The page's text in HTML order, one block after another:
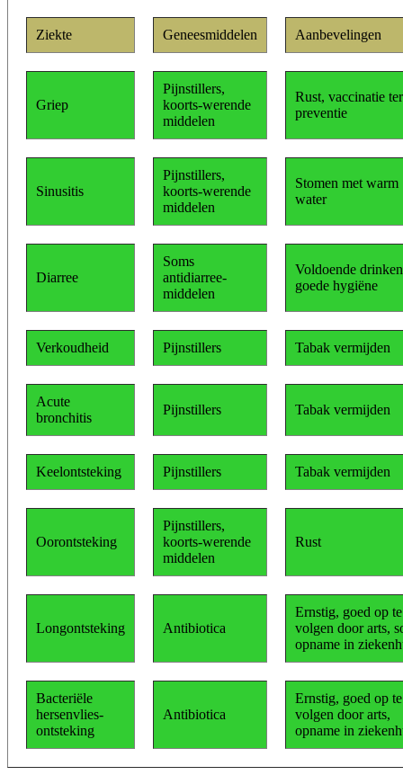
Ziekte Geneesmiddelen Aanbevelingen
Griep
Pijnstillers,
koorts-werende
middelen
Rust, vaccinatie ter
preventie
Sinusitis
Pijnstillers,
koorts-werende
middelen
Stomen met warm
water
Diarree
Soms
antidiarree-
middelen
Voldoende
goede hygiëne
Verkoudheid Pijnstillers Tabak vermijden
Acute
bronchitis
Pijnstillers Tabak vermijden
Keelontsteking Pijnstillers Tabak vermijden
Oorontsteking
Pijnstillers,
koorts-werende
middelen
Rust
Longontsteking Antibiotica
Ernstig, goed op te
volgen door arts,
opname in
Bacteriële
hersenvlies-
ontsteking
Antibiotica
Ernstig, goed op te
volgen door arts,
opname in